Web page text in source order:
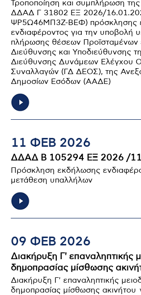
Τροποποίηση και συμπλήρωση της
ΔΔΑΔ Γ 31802 ΕΞ 2026/
ΨΡ5Ω46ΜΠ3Ζ-ΒΕΦ) πρόσκλησης
ενδιαφέροντος για την υποβολή
πλήρωσης θέσεων Προϊσταμένων
Διεύθυνσης και Υποδιεύθυνσης
Διεύθυνσης Δυνάμεων Ελέγχου
Συναλλαγών (ΓΔ ΔΕΟΣ), της
Δημοσίων Εσόδων (ΑΑΔΕ)
11 ΦΕΒ 2026
ΔΔΑΔ Β 105294 ΕΞ 2026 /
Πρόσκληση εκδήλωσης
μετάθεση υπαλλήλων
09 ΦΕΒ 2026
Διακήρυξη Γ' επαναληπτικής
δημοπρασίας μίσθωσης
Διακήρυξη Γ' επαναληπτικής
δημοπρασίας μίσθωσης ακινήτου